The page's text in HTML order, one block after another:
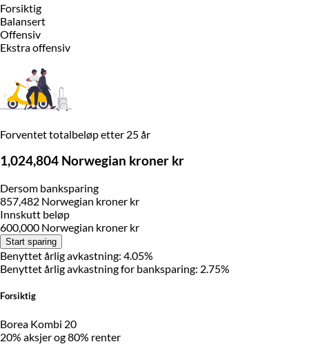
Forsiktig
Balansert
Offensiv
Ekstra offensiv
Forventet totalbeløp etter 25 år
1,024,804 Norwegian kroner kr
Dersom banksparing
857,482 Norwegian kroner kr
Innskutt beløp
600,000 Norwegian kroner kr
Start sparing
Benyttet årlig avkastning: 4.05%
Benyttet årlig avkastning for banksparing: 2.75%
Forsiktig
Borea Kombi 20
20% aksjer og 80% renter